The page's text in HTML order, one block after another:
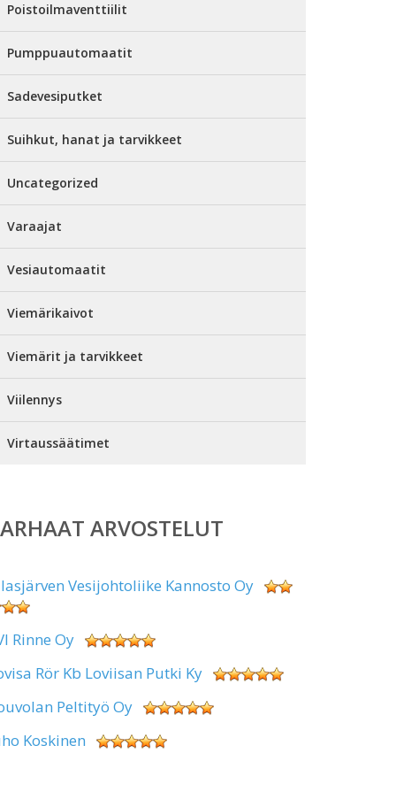
Poistoilmaventtiilit
Pumppuautomaatit
Sadevesiputket
Suihkut, hanat ja tarvikkeet
Uncategorized
Varaajat
Vesiautomaatit
Viemärikaivot
Viemärit ja tarvikkeet
Viilennys
Virtaussäätimet
ARVOSTELUT
Vesijohtoliike Kannosto Oy
Rinne Oy
Rör Kb Loviisan Putki Ky
Peltityö Oy
Koskinen